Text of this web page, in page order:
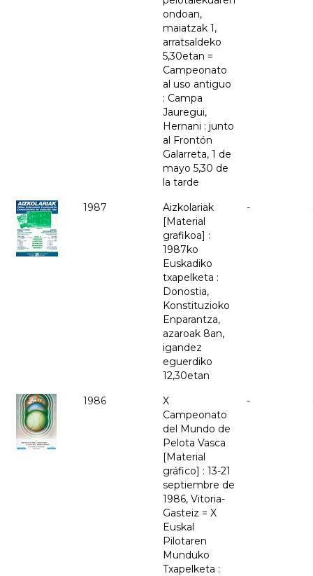
ondoan,
maiatzak 1,
arratsaldeko
5,30etan =
Campeonato
al uso antiguo
: Campa
Jauregui,
Hernani : junto
al Frontón
Galarreta, 1 de
mayo 5,30 de
la tarde
1987
Aizkolariak
[Material
grafikoa] :
1987ko
Euskadiko
txapelketa :
Donostia,
Konstituzioko
Enparantza,
azaroak 8an,
igandez
eguerdiko
12,30etan
-
1986
X
Campeonato
del Mundo de
Pelota Vasca
[Material
gráfico] : 13-21
septiembre de
1986, Vitoria-
Gasteiz = X
Euskal
Pilotaren
Munduko
Txapelketa :
-